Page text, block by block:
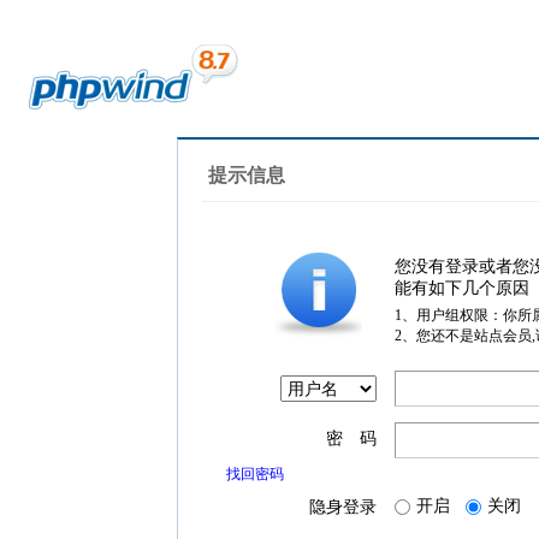
提示信息
您没有登录或者您
能有如下几个原因
1、用户组权限：你所
2、您还不是站点会员
密 码
找回密码
隐身登录 开启 关闭